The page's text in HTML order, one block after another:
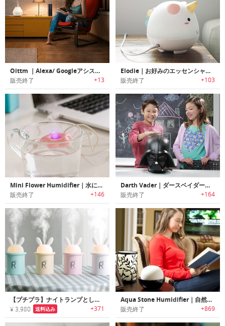
Oittm ｜Alexa/ Googleアシスタント互換のWiFiスマートアロマディフューザー
販売終了 +13
Elodie｜お好みのエッセンシャルオイルを使用可能なユニコーンデザインディフューザー「エルディ―」
販売終了 +103
Mini Flower Humidifier｜水に浮かべるフラワーデザイン加湿器
販売終了 +146
Darth Vader｜ダースベイダー超音波クールミスト加湿器
販売終了 +164
【プチプラ】ナイトランプとしても使えるキュートなラビットモチーフのUSB加湿器
¥ 3,980 送料込み +371
Aqua Stone Humidifier｜自然作用で水を足すだけで安全に使用できるアクアストーン加湿器
販売終了 +869